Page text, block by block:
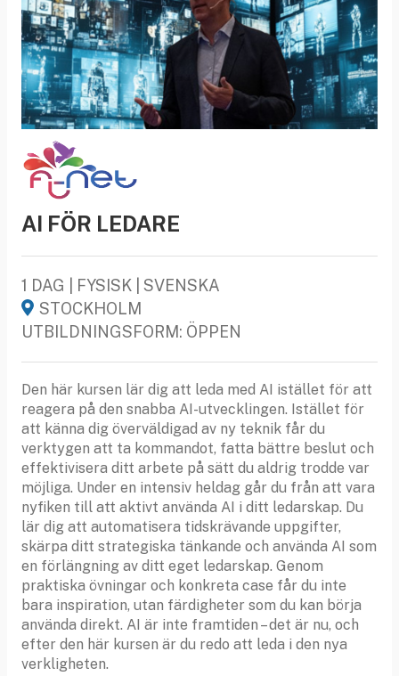
AI FÖR LEDARE
1 DAG | FYSISK | SVENSKA
STOCKHOLM
UTBILDNINGSFORM: ÖPPEN
Den här kursen lär dig att leda med AI istället för att
reagera på den snabba AI-utvecklingen. Istället för
att känna dig överväldigad av ny teknik får du
verktygen att ta kommandot, fatta bättre beslut och
effektivisera ditt arbete på sätt du aldrig trodde var
möjliga. Under en intensiv heldag går du från att vara
nyfiken till att aktivt använda AI i ditt ledarskap. Du
lär dig att automatisera tidskrävande uppgifter,
skärpa ditt strategiska tänkande och använda AI som
en förlängning av ditt eget ledarskap. Genom
praktiska övningar och konkreta case får du inte
bara inspiration, utan färdigheter som du kan börja
använda direkt. AI är inte framtiden – det är nu, och
efter den här kursen är du redo att leda i den nya
verkligheten.